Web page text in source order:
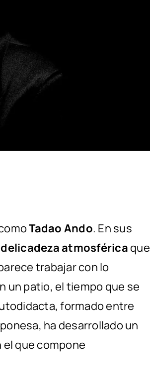
Tadao Ando. En sus
delicadeza atmosférica que
trabajar con lo
un patio, el tiempo que se
formado entre
ha desarrollado un
que compone